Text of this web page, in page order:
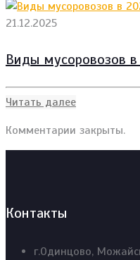
21.12.2025
Виды мусоровозов
Читать далее
Комментарии закрыты.
Контакты
г.Одинцово,